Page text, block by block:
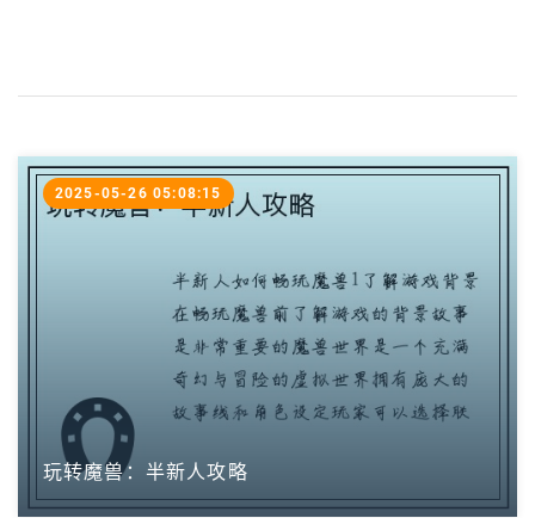
玩转魔兽：半新人攻略
2025-05-26 05:08:15